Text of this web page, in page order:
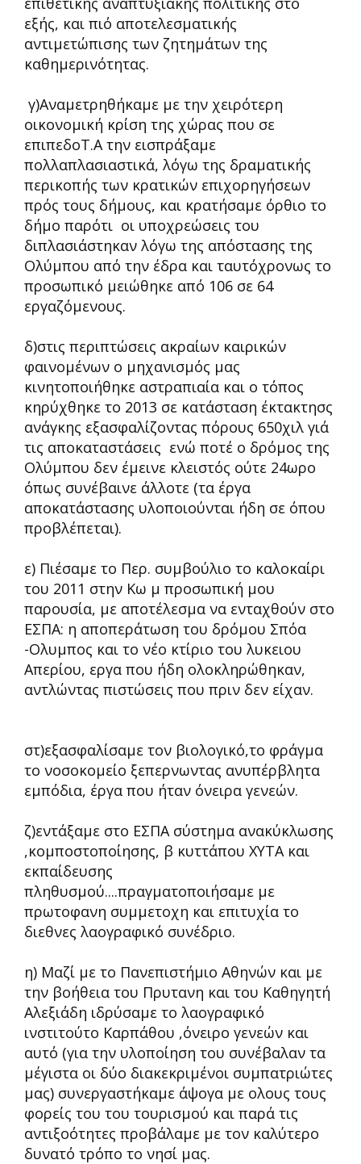
εξής, και πιό αποτελεσματικής
αντιμετώπισης των ζητημάτων της
καθημερινότητας.
γ)Αναμετρηθήκαμε με την χειρότερη
οικονομική κρίση της χώρας που σε
επιπεδοΤ.Α την εισπράξαμε
πολλαπλασιαστικά, λόγω της δραματικής
περικοπής των κρατικών επιχορηγήσεων
πρός τους δήμους, και κρατήσαμε όρθιο το
δήμο παρότι οι υποχρεώσεις του
διπλασιάστηκαν λόγω της απόστασης της
Ολύμπου από την έδρα και ταυτόχρονως το
προσωπικό μειώθηκε από 106 σε 64
εργαζόμενους.
δ)στις περιπτώσεις ακραίων καιρικών
φαινομένων ο μηχανισμός μας
κινητοποιήθηκε αστραπιαία και ο τόπος
κηρύχθηκε το 2013 σε κατάσταση έκτακτησς
ανάγκης εξασφαλίζοντας πόρους 650χιλ γιά
τις αποκαταστάσεις ενώ ποτέ ο δρόμος της
Ολύμπου δεν έμεινε κλειστός ούτε 24ωρο
όπως συνέβαινε άλλοτε (τα έργα
αποκατάστασης υλοποιούνται ήδη σε όπου
προβλέπεται).
ε) Πιέσαμε το Περ. συμβούλιο το καλοκαίρι
του 2011 στην Κω μ προσωπική μου
παρουσία, με αποτέλεσμα να ενταχθούν στο
ΕΣΠΑ: η αποπεράτωση του δρόμου Σπόα
-Ολυμπος και το νέο κτίριο του λυκειου
Απερίου, εργα που ήδη ολοκληρώθηκαν,
αντλώντας πιστώσεις που πριν δεν είχαν.
στ)εξασφαλίσαμε τον βιολογικό,το φράγμα
το νοσοκομείο ξεπερνωντας ανυπέρβλητα
εμπόδια, έργα που ήταν όνειρα γενεών.
ζ)εντάξαμε στο ΕΣΠΑ σύστημα ανακύκλωσης
,κομποστοποίησης, β κυττάπου ΧΥΤΑ και
εκπαίδευσης
πληθυσμού....πραγματοποιήσαμε με
πρωτοφανη συμμετοχη και επιτυχία το
διεθνες λαογραφικό συνέδριο.
η) Μαζί με το Πανεπιστήμιο Αθηνών και με
την βοήθεια του Πρυτανη και του Καθηγητή
Αλεξιάδη ιδρύσαμε το λαογραφικό
ινστιτούτο Καρπάθου ,όνειρο γενεών και
αυτό (για την υλοποίηση του συνέβαλαν τα
μέγιστα οι δύο διακεκριμένοι συμπατριώτες
μας) συνεργαστήκαμε άψογα με ολους τους
φορείς του του τουρισμού και παρά τις
αντιξοότητες προβάλαμε με τον καλύτερο
δυνατό τρόπο το νησί μας.